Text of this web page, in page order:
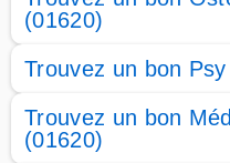
(01620)
Trouvez un bon
Trouvez un bon
(01620)